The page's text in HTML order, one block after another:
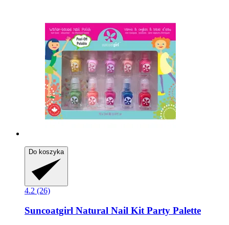
Do koszyka
4.2 (26)
Suncoatgirl Natural Nail Kit Party Palette